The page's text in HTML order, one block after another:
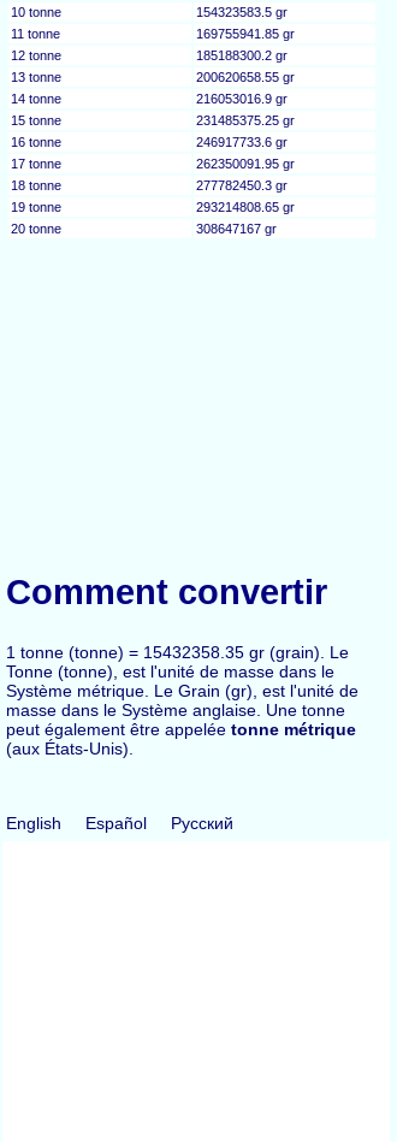
10 tonne
154323583.5 gr
11 tonne
169755941.85 gr
12 tonne
185188300.2 gr
13 tonne
200620658.55 gr
14 tonne
216053016.9 gr
15 tonne
231485375.25 gr
16 tonne
246917733.6 gr
17 tonne
262350091.95 gr
18 tonne
277782450.3 gr
19 tonne
293214808.65 gr
20 tonne
308647167 gr
Comment convertir
1 tonne (tonne) = 15432358.35 gr (grain). Le
Tonne (tonne), est l'unité de masse dans le
Système métrique. Le Grain (gr), est l'unité de
masse dans le Système anglaise. Une tonne
peut également être appelée tonne métrique
(aux États-Unis).
English Español Русский